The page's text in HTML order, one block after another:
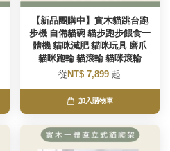
【新品團購中】實木貓跳台跑
步機 自備貓碗 貓步跑步餵食一
體機 貓咪減肥 貓咪玩具 磨爪
貓咪跑輪 貓滾輪 貓咪滾輪
從 NT$ 7,899 起
加入購物車